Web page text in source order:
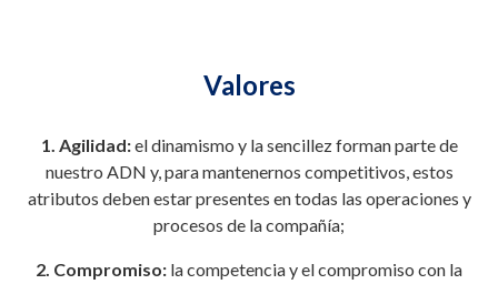
Valores
1. Agilidad:el dinamismo y la sencillez forman parte de
nuestro ADN y, para mantenernos competitivos, estos
atributos deben estar presentes en todas las operaciones y
procesos de la compañía;
2. Compromiso: la competencia y el compromiso con la